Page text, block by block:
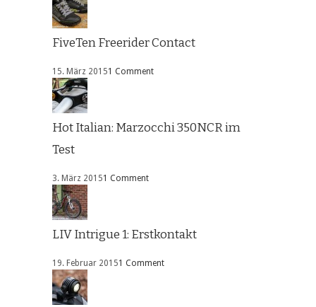
FiveTen Freerider Contact
15. März 20151 Comment
Hot Italian: Marzocchi 350NCR im
Test
3. März 20151 Comment
LIV Intrigue 1: Erstkontakt
19. Februar 20151 Comment